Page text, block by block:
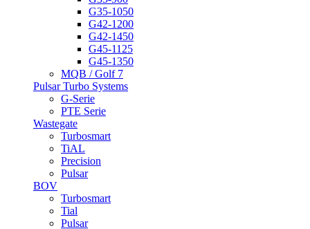
G35-1050
G42-1200
G42-1450
G45-1125
G45-1350
MQB / Golf 7
Pulsar Turbo Systems
G-Serie
PTE Serie
Wastegate
Turbosmart
TiAL
Precision
Pulsar
BOV
Turbosmart
Tial
Pulsar